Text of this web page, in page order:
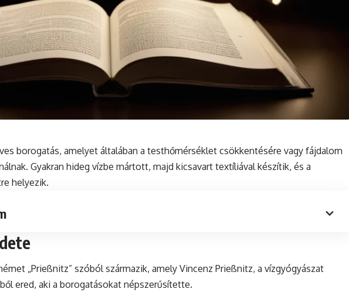
borogatás, amelyet általában a testhőmérséklet csökkentésére vagy fájdalom
Gyakran hideg vízbe mártott, majd kicsavart textíliával készítik, és a
helyezik.
„Prießnitz” szóból származik, amely Vincenz Prießnitz, a vízgyógyászat
ered, aki a borogatásokat népszerűsítette.